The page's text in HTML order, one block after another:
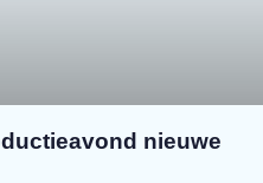
nieuwe